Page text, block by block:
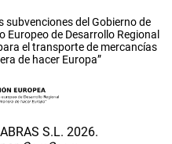
subvenciones del Gobierno de
de Desarrollo Regional
el transporte de mercancías
de hacer Europa”
S.L. 2026.